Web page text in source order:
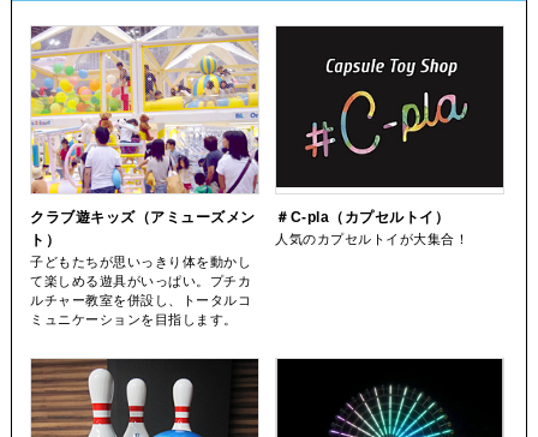
クラブ遊キッズ（アミューズメン
ト）
子どもたちが思いっきり体を動かし
て楽しめる遊具がいっぱい。プチカ
ルチャー教室を併設し、トータルコ
ミュニケーションを目指します。
＃C-pla（カプセルトイ）
人気のカプセルトイが大集合！